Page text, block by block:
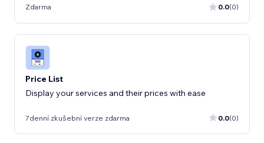
Zdarma 0.0(0)
Price List
Display your services and their prices with ease
7denní zkušební verze zdarma 0.0(0)